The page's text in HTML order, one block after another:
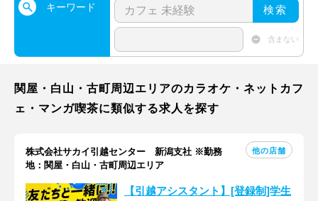
キーワード 検索
含まない
関屋・白山・古町周辺エリアのカラオケ・ネットカフ
ェ・マンガ喫茶に類似する求人を探す
株式会社サカイ引越センター 新潟支社 ※勤務
地：関屋・白山・古町周辺エリア
他の店舗
【引越アシスタント】[登録制]学生